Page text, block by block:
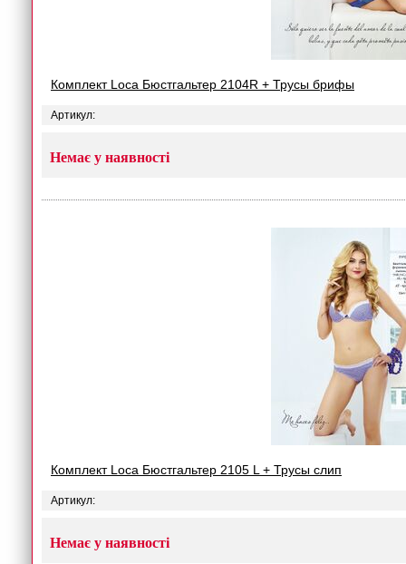
Комплект Loca Бюстгальтер 2104R + Трусы брифы
Артикул:
Немає у наявності
Комплект Loca Бюстгальтер 2105 L + Трусы слип
Артикул:
Немає у наявності